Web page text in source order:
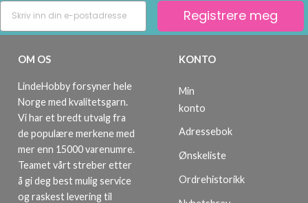
Registrere meg
OM OS
LindeHobby forsyner hele
Norge med kvalitetsgarn.
Vi har et bredt utvalg fra
de populære merkene med
mer enn 15000 varenumre.
Teamet vårt streber etter
å gi deg best mulig service
og raskest levering til
KONTO
Min
konto
Adressebok
Ønskeliste
Ordrehistorikk